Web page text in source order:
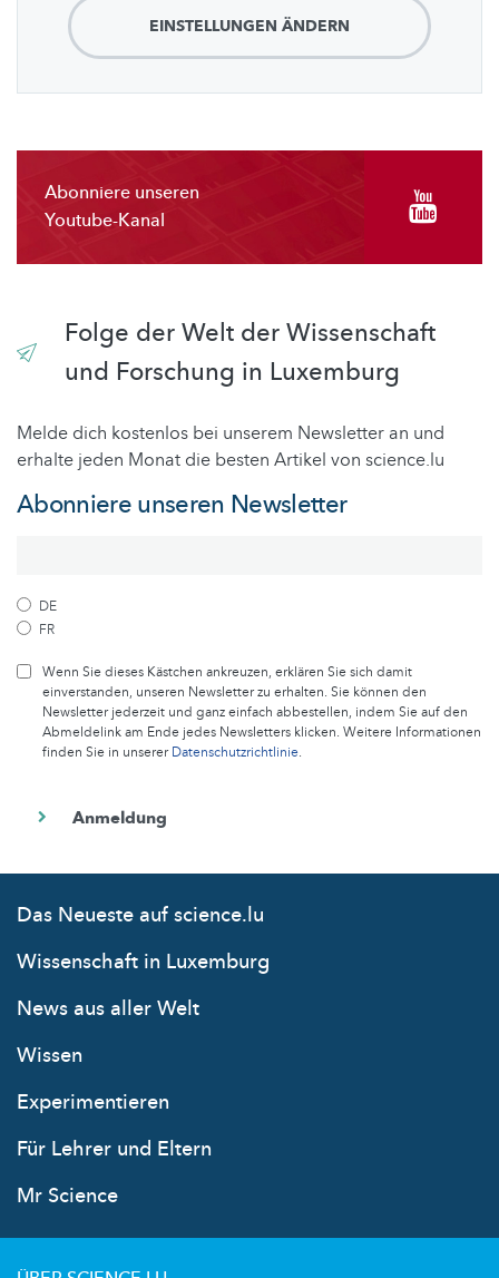
EINSTELLUNGEN ÄNDERN
Abonniere unseren
Youtube-Kanal
Folge der Welt der Wissenschaft
und Forschung in Luxemburg
Melde dich kostenlos bei unserem Newsletter an und
erhalte jeden Monat die besten Artikel von science.lu
Abonniere unseren Newsletter
DE
FR
Wenn Sie dieses Kästchen ankreuzen, erklären Sie sich damit
einverstanden, unseren Newsletter zu erhalten. Sie können den
Newsletter jederzeit und ganz einfach abbestellen, indem Sie auf den
Abmeldelink am Ende jedes Newsletters klicken. Weitere Informationen
finden Sie in unsererDatenschutzrichtlinie.
Das Neueste auf science.lu
Wissenschaft in Luxemburg
News aus aller Welt
Wissen
Experimentieren
Für Lehrer und Eltern
Mr Science